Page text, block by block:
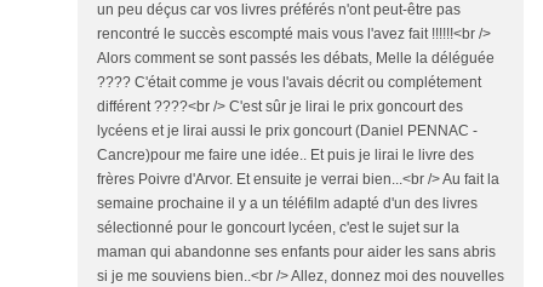
un peu déçus car vos livres préférés n'ont peut-être pas
rencontré le succès escompté mais vous l'avez fait !!!!!!<br />
Alors comment se sont passés les débats, Melle la déléguée
???? C'était comme je vous l'avais décrit ou complétement
différent ????<br /> C'est sûr je lirai le prix goncourt des
lycéens et je lirai aussi le prix goncourt (Daniel PENNAC -
Cancre)pour me faire une idée.. Et puis je lirai le livre des
frères Poivre d'Arvor. Et ensuite je verrai bien...<br /> Au fait la
semaine prochaine il y a un téléfilm adapté d'un des livres
sélectionné pour le goncourt lycéen, c'est le sujet sur la
maman qui abandonne ses enfants pour aider les sans abris
si je me souviens bien..<br /> Allez, donnez moi des nouvelles